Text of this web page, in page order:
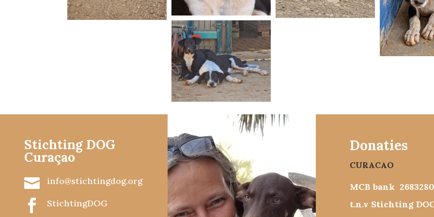
Stichting DOG
Curaçao
 info@stichtingdog.org
 StichtingDOG
Donaties
CURACAO
MCB bank
t.n.v Stichting